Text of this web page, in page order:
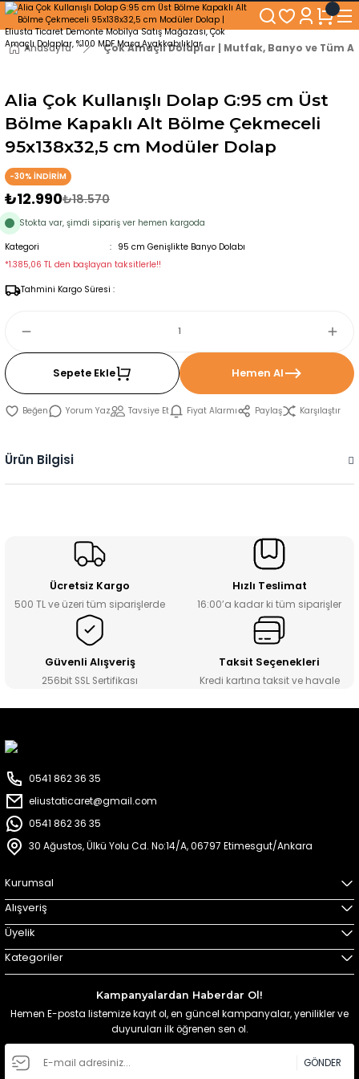
250₺ ve Üzeri Alışverişlerinizde KARGO BEDAVA!
5'er cm Aralıklarla 35 cm'den 100 cm'e kadar Genişliğe Sahip Dolaplar
% 100 Mdf Tekerlekli Masa ile Uzun Ömürlü ve Kolay Kullanım Konforu
Kaliteli hizmet, güvenli alışveriş ve satış sonrası destek
Anasayfa Çok Amaçlı Dolaplar | Mutfak, Banyo ve Tüm
Alia Çok Kullanışlı Dolap G:95 cm Üst
Bölme Kapaklı Alt Bölme Çekmeceli
95x138x32,5 cm Modüler Dolap
-30% İNDİRİM
₺12.990₺18.570
Stokta var, şimdi sipariş ver hemen kargoda
Kategori
95 cm Genişlikte Banyo Dolabı
*1.385,06 TL den başlayan taksitlerle!!
Tahmini Kargo Süresi :
Sepete Ekle Hemen Al
Yorum Yaz Tavsiye Et Fiyat Alarmı Paylaş Karşılaştır
Ürün Bilgisi
Ücretsiz Kargo
500 TL ve üzeri tüm siparişlerde
Hızlı Teslimat
16:00’a kadar ki tüm siparişler
Güvenli Alışveriş
256bit SSL Sertifikası
Taksit Seçenekleri
Kredi kartına taksit ve havale
0541 862 36 35
eliustaticaret@gmail.com
0541 862 36 35
30 Ağustos, Ülkü Yolu Cd. No:14/A, 06797 Etimesgut/Ankara
Kurumsal
Alışveriş
Üyelik
Kategoriler
Kampanyalardan Haberdar Ol!
Hemen E-posta listemize kayıt ol, en güncel kampanyalar, yenilikler ve
duyuruları ilk öğrenen sen ol.
GÖNDER